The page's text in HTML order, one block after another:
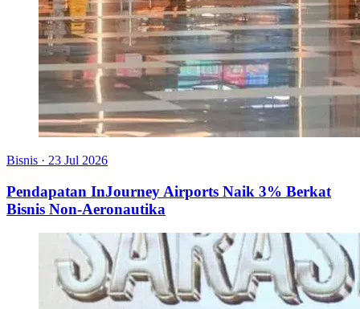
Bisnis · 23 Jul 2026
Pendapatan InJourney Airports Naik 3% Berkat
Bisnis Non-Aeronautika